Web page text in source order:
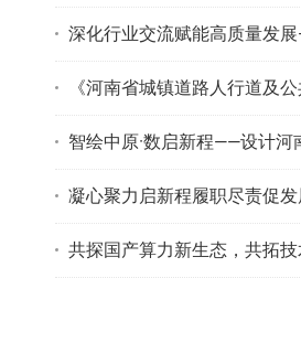
深化行业交流赋能高质量发
《河南省城镇道路人行道及
智绘中原·数启新程——设计河
凝心聚力启新程履职尽责促
共探国产算力新生态，共拓技术